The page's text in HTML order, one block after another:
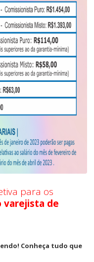
para os
varejista de
Conheça tudo que